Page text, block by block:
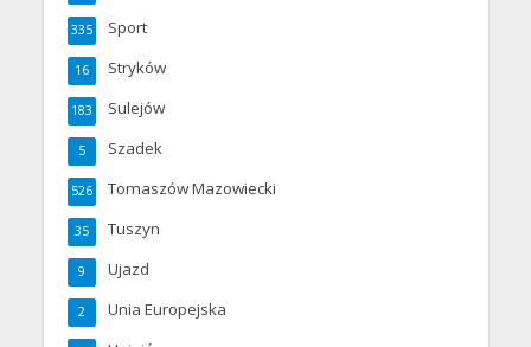
Sport
335
Stryków
16
Sulejów
183
Szadek
5
Tomaszów Mazowiecki
526
Tuszyn
35
Ujazd
9
Unia Europejska
2